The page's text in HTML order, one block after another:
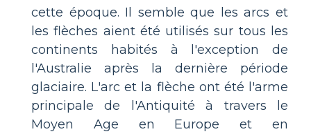
cette époque. Il semble que les arcs et
les flèches aient été utilisés sur tous les
continents habités à l'exception de
l'Australie après la dernière période
glaciaire. L'arc et la flèche ont été l'arme
principale de l'Antiquité à travers le
Moyen Age en Europe et en